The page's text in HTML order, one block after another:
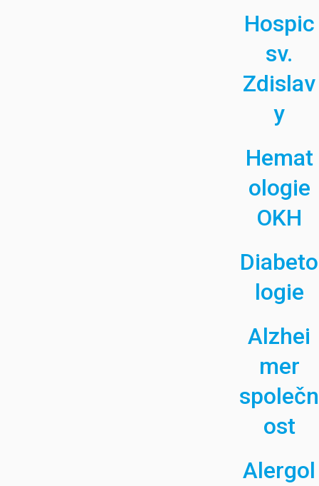
Hospic
sv.
Zdislav
y
Hemat
ologie
OKH
Diabeto
logie
Alzhei
mer
společn
ost
Alergol